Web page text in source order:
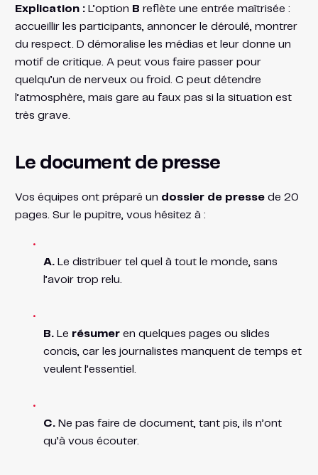
Explication :L’option B reflète une entrée maîtrisée :
accueillir les participants, annoncer le déroulé, montrer
du respect. D démoralise les médias et leur donne un
motif de critique. A peut vous faire passer pour
quelqu’un de nerveux ou froid. C peut détendre
l’atmosphère, mais gare au faux pas si la situation est
très grave.
Le document de presse
Vos équipes ont préparé un dossier de pressede 20
pages. Sur le pupitre, vous hésitez à :
A.Le distribuer tel quel à tout le monde, sans
l’avoir trop relu.
B.Le résumeren quelques pages ou slides
concis, car les journalistes manquent de temps et
veulent l’essentiel.
C.Ne pas faire de document, tant pis, ils n’ont
qu’à vous écouter.